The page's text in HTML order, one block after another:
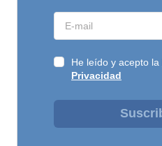
He leído y acepto la
Privacidad